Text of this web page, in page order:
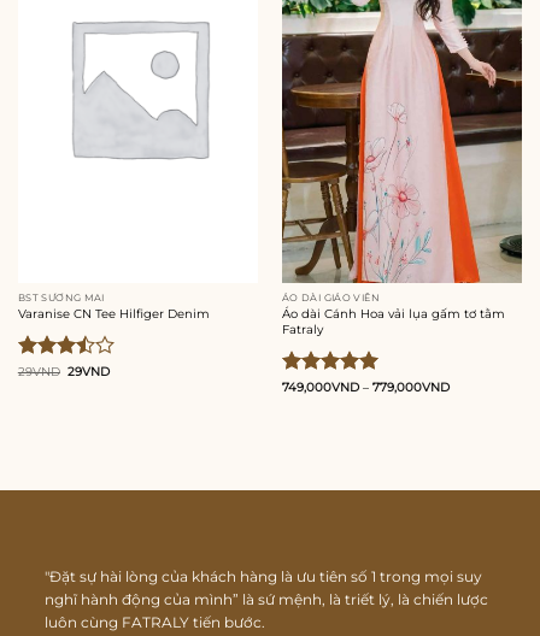
BST SƯƠNG MAI
Varanise CN Tee Hilfiger Denim
Được
29VND Giá
29VNDGiá
ÁO DÀI GIÁO VIÊN
Áo dài Cánh Hoa vải lụa gấm tơ tằm
Fatraly
Được xếp
749,000VND– 779,000VND
"Đặt sự hài lòng của khách hàng là ưu tiên số 1 trong mọi suy
nghĩ hành động của mình” là sứ mệnh, là triết lý, là chiến lược
luôn cùng FATRALY tiến bước.